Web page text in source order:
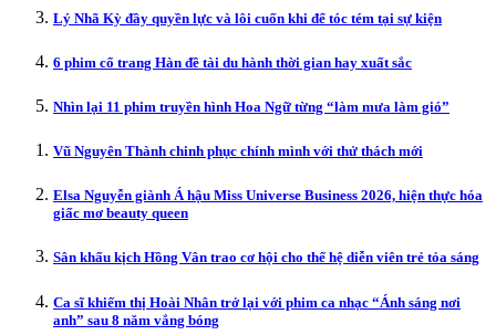
Lý Nhã Kỳ đầy quyền lực và lôi cuốn khi để tóc tém tại sự kiện
6 phim cổ trang Hàn đề tài du hành thời gian hay xuất sắc
Nhìn lại 11 phim truyền hình Hoa Ngữ từng “làm mưa làm gió”
Vũ Nguyên Thành chinh phục chính mình với thử thách mới
Elsa Nguyễn giành Á hậu Miss Universe Business 2026, hiện thực hóa
giấc mơ beauty queen
Sân khấu kịch Hồng Vân trao cơ hội cho thế hệ diễn viên trẻ tỏa sáng
Ca sĩ khiếm thị Hoài Nhân trở lại với phim ca nhạc “Ánh sáng nơi
anh” sau 8 năm vắng bóng